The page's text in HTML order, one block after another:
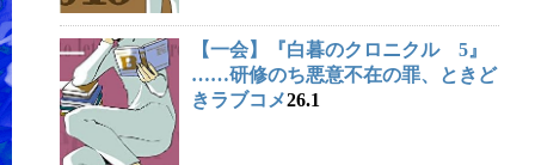
【一会】『白暮のクロニクル 5』
……研修のち悪意不在の罪、ときど
きラブコメ26.1